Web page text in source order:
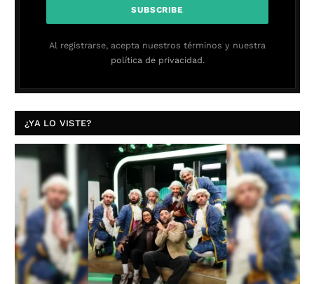
Al registrarse, acepta nuestros términos y nuestra
política de privacidad.
¿YA LO VISTE?